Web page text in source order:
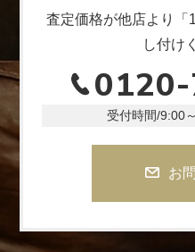
査定価格が他店より「
し付け
受付時間/9:00
お